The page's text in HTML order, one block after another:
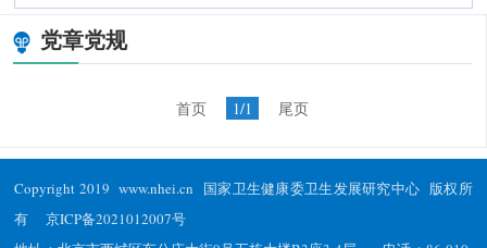
党章党规
首页 1/1 尾页
Copyright 2019 www.nhei.cn 国家卫生健康委卫生发展研究中心 版权所
有京ICP备2021012007号